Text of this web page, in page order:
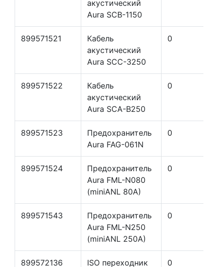
акустический
Aura SCB-1150
899571521
Кабель
акустический
Aura SCC-3250
0
899571522
Кабель
акустический
Aura SCA-B250
0
899571523
Предохранитель
Aura FAG-061N
0
899571524
Предохранитель
Aura FML-N080
(miniANL 80A)
0
899571543
Предохранитель
Aura FML-N250
(miniANL 250A)
0
899572136
ISO переходник
0